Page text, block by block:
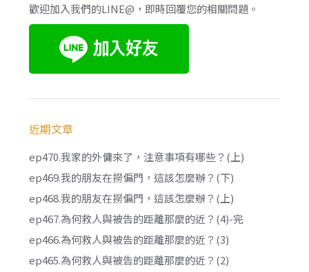
歡迎加入我們的LINE@，即時回覆您的相關問題。
近期文章
ep470.我家的外傭來了，注意事項有哪些？(上)
ep469.我的朋友在撈偏門，這該怎麼辦？(下)
ep468.我的朋友在撈偏門，這該怎麼辦？(上)
ep467.為何救人與被告的距離那麼的近？(4)-完
ep466.為何救人與被告的距離那麼的近？(3)
ep465.為何救人與被告的距離那麼的近？(2)